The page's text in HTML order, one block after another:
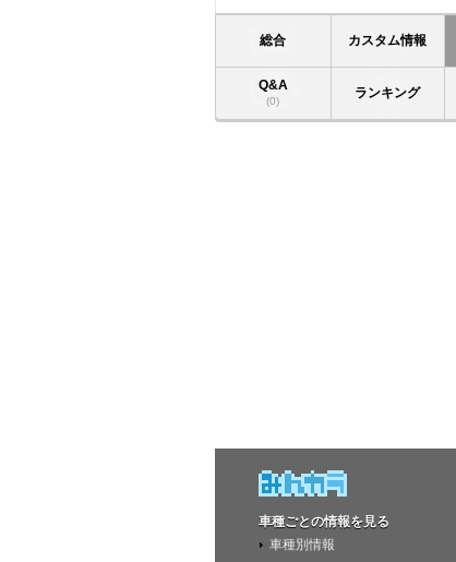
総合 カスタム情報
Q&A
(0) ランキング
車種ごとの情報を見る
車種別情報